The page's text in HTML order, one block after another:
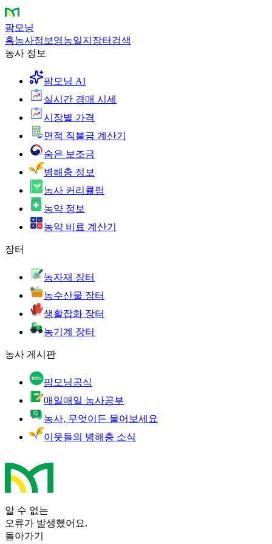
팜모닝
홈농사정보 영농일지 장터 검색
농사 정보
팜모닝 AI
실시간 경매 시세
시장별 가격
면적 직불금 계산기
숨은 보조금
병해충 정보
농사 커리큘럼
농약 정보
농약 비료 계산기
장터
농자재 장터
농수산물 장터
생활잡화 장터
농기계 장터
농사 게시판
팜모닝공식
매일매일 농사공부
농사, 무엇이든 물어보세요
이웃들의 병해충 소식
알 수 없는
오류가 발생했어요.
돌아가기